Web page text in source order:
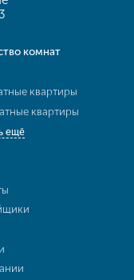
комнат
квартиры
квартиры
ещё